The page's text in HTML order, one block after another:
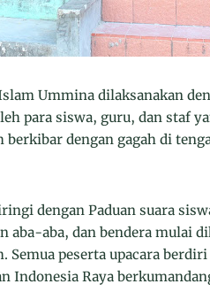
Ummina dilaksanakan
para siswa, guru, dan staf
dengan gagah di
dengan Paduan suara
aba-aba, dan bendera mulai
peserta upacara
Indonesia Raya